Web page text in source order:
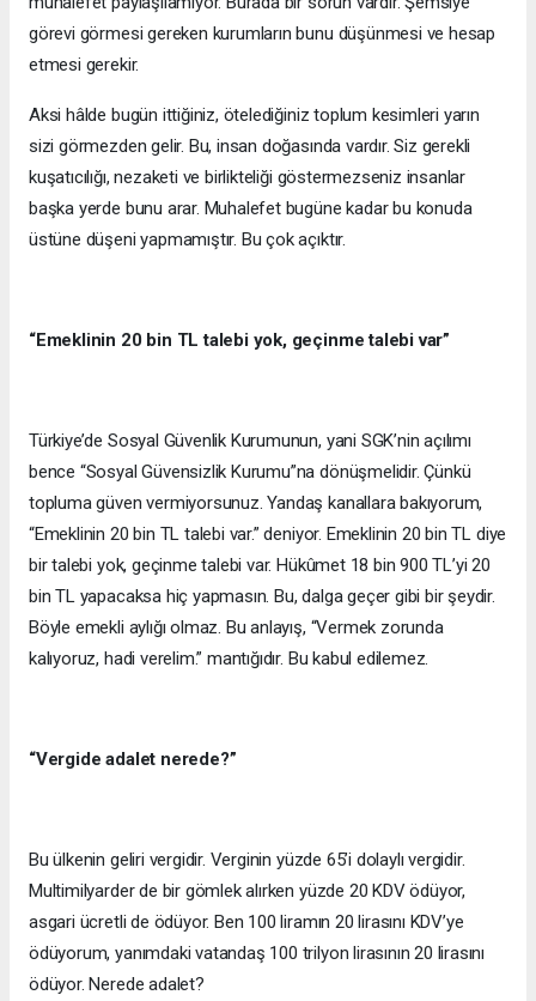
görevi görmesi gereken kurumların bunu düşünmesi ve hesap
etmesi gerekir.
Aksi hâlde bugün ittiğiniz, ötelediğiniz toplum kesimleri yarın
sizi görmezden gelir. Bu, insan doğasında vardır. Siz gerekli
kuşatıcılığı, nezaketi ve birlikteliği göstermezseniz insanlar
başka yerde bunu arar. Muhalefet bugüne kadar bu konuda
üstüne düşeni yapmamıştır. Bu çok açıktır.
“Emeklinin 20 bin TL talebi yok, geçinme talebi var”
Türkiye’de Sosyal Güvenlik Kurumunun, yani SGK’nin açılımı
bence “Sosyal Güvensizlik Kurumu”na dönüşmelidir. Çünkü
topluma güven vermiyorsunuz. Yandaş kanallara bakıyorum,
“Emeklinin 20 bin TL talebi var.” deniyor. Emeklinin 20 bin TL diye
bir talebi yok, geçinme talebi var. Hükûmet 18 bin 900 TL’yi 20
bin TL yapacaksa hiç yapmasın. Bu, dalga geçer gibi bir şeydir.
Böyle emekli aylığı olmaz. Bu anlayış, “Vermek zorunda
kalıyoruz, hadi verelim.” mantığıdır. Bu kabul edilemez.
“Vergide adalet nerede?”
Bu ülkenin geliri vergidir. Verginin yüzde 65’i dolaylı vergidir.
Multimilyarder de bir gömlek alırken yüzde 20 KDV ödüyor,
asgari ücretli de ödüyor. Ben 100 liramın 20 lirasını KDV’ye
ödüyorum, yanımdaki vatandaş 100 trilyon lirasının 20 lirasını
ödüyor. Nerede adalet?